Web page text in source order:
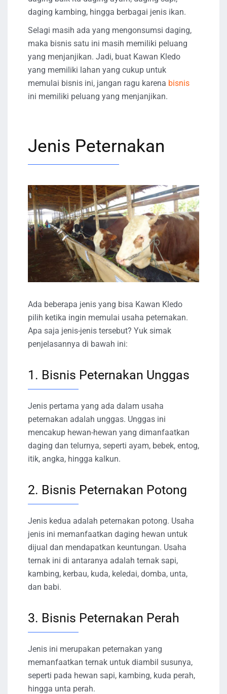
daging kambing, hingga berbagai jenis ikan.
Selagi masih ada yang mengonsumsi daging,
maka bisnis satu ini masih memiliki peluang
yang menjanjikan. Jadi, buat Kawan Kledo
yang memiliki lahan yang cukup untuk
memulai bisnis ini, jangan ragu karena bisnis
ini memiliki peluang yang menjanjikan.
Jenis Peternakan
Ada beberapa jenis yang bisa Kawan Kledo
pilih ketika ingin memulai usaha peternakan.
Apa saja jenis-jenis tersebut? Yuk simak
penjelasannya di bawah ini:
1. Bisnis Peternakan Unggas
Jenis pertama yang ada dalam usaha
peternakan adalah unggas. Unggas ini
mencakup hewan-hewan yang dimanfaatkan
daging dan telurnya, seperti ayam, bebek, entog,
itik, angka, hingga kalkun.
2. Bisnis Peternakan Potong
Jenis kedua adalah peternakan potong. Usaha
jenis ini memanfaatkan daging hewan untuk
dijual dan mendapatkan keuntungan. Usaha
ternak ini di antaranya adalah ternak sapi,
kambing, kerbau, kuda, keledai, domba, unta,
dan babi.
3. Bisnis Peternakan Perah
Jenis ini merupakan peternakan yang
memanfaatkan ternak untuk diambil susunya,
seperti pada hewan sapi, kambing, kuda perah,
hingga unta perah.